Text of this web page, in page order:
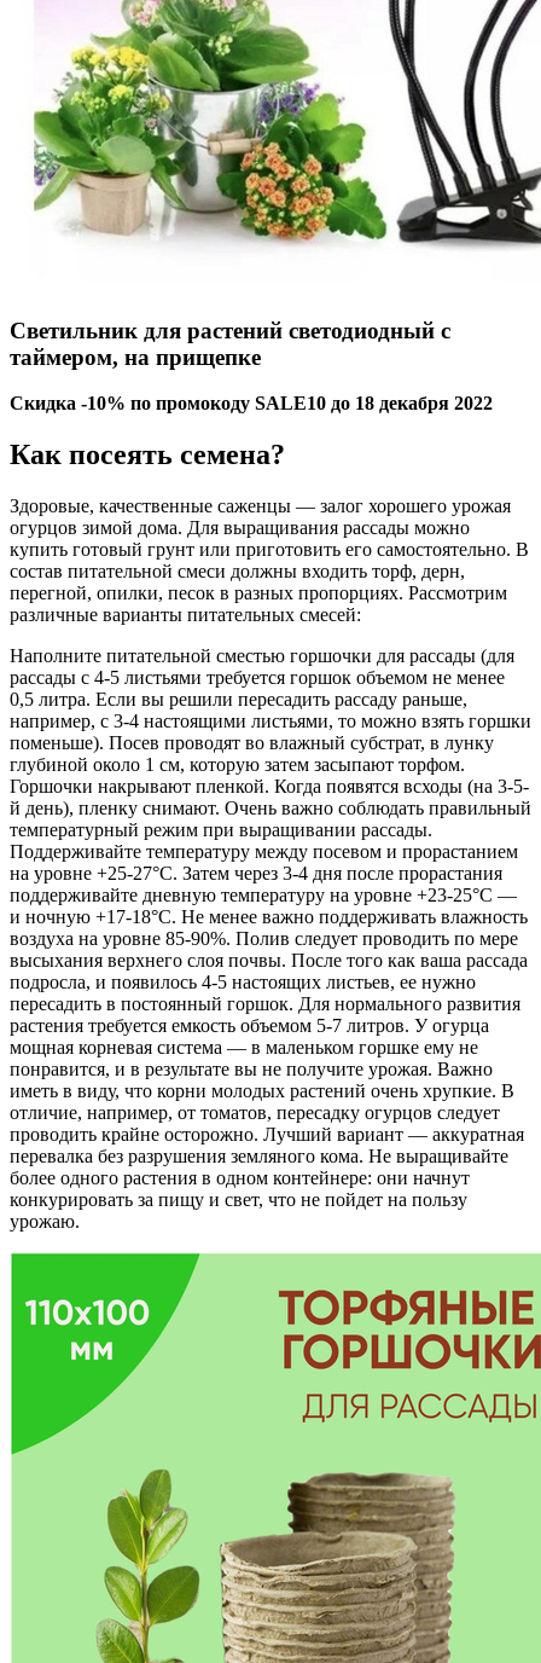
Светильник для растений светодиодный с
таймером, на прищепке
Скидка -10% по промокоду SALE10 до 18 декабря 2022
Как посеять семена?
Здоровые, качественные саженцы — залог хорошего урожая
огурцов зимой дома. Для выращивания рассады можно
купить готовый грунт или приготовить его самостоятельно. В
состав питательной смеси должны входить торф, дерн,
перегной, опилки, песок в разных пропорциях. Рассмотрим
различные варианты питательных смесей:
Наполните питательной сместью горшочки для рассады (для
рассады с 4-5 листьями требуется горшок объемом не менее
0,5 литра. Если вы решили пересадить рассаду раньше,
например, с 3-4 настоящими листьями, то можно взять горшки
поменьше). Посев проводят во влажный субстрат, в лунку
глубиной около 1 см, которую затем засыпают торфом.
Горшочки накрывают пленкой. Когда появятся всходы (на 3-5-
й день), пленку снимают. Очень важно соблюдать правильный
температурный режим при выращивании рассады.
Поддерживайте температуру между посевом и прорастанием
на уровне +25-27°C. Затем через 3-4 дня после прорастания
поддерживайте дневную температуру на уровне +23-25°C —
и ночную +17-18°C. Не менее важно поддерживать влажность
воздуха на уровне 85-90%. Полив следует проводить по мере
высыхания верхнего слоя почвы. После того как ваша рассада
подросла, и появилось 4-5 настоящих листьев, ее нужно
пересадить в постоянный горшок. Для нормального развития
растения требуется емкость объемом 5-7 литров. У огурца
мощная корневая система — в маленьком горшке ему не
понравится, и в результате вы не получите урожая. Важно
иметь в виду, что корни молодых растений очень хрупкие. В
отличие, например, от томатов, пересадку огурцов следует
проводить крайне осторожно. Лучший вариант — аккуратная
перевалка без разрушения земляного кома. Не выращивайте
более одного растения в одном контейнере: они начнут
конкурировать за пищу и свет, что не пойдет на пользу
урожаю.